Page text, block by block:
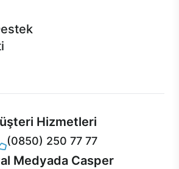
Hizmetleri
(0850) 250 77 77
Medyada Casper